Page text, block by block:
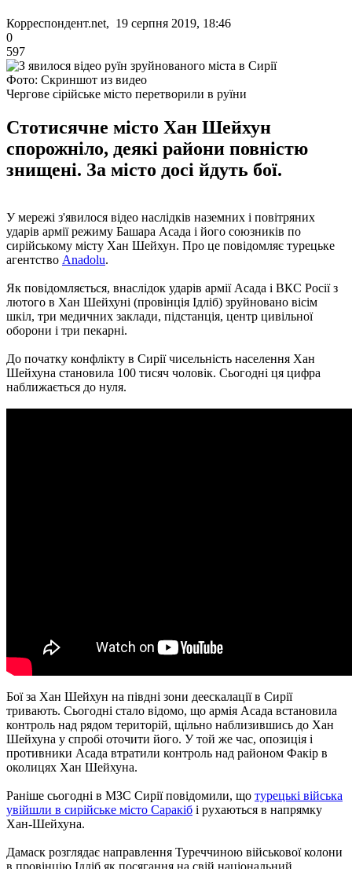
Корреспондент.net, 19 серпня 2019, 18:46
0
597
Фото: Скриншот из видео
Чергове сірійське місто перетворили в руїни
Стотисячне місто Хан Шейхун
спорожніло, деякі райони повністю
знищені. За місто досі йдуть бої.
У мережі з'явилося відео наслідків наземних і повітряних
ударів армії режиму Башара Асада і його союзників по
сирійському місту Хан Шейхун. Про це повідомляє турецьке
агентство Anadolu.
Як повідомляється, внаслідок ударів армії Асада і ВКС Росії з
лютого в Хан Шейхуні (провінція Ідліб) зруйновано вісім
шкіл, три медичних заклади, підстанція, центр цивільної
оборони і три пекарні.
До початку конфлікту в Сирії чисельність населення Хан
Шейхуна становила 100 тисяч чоловік. Сьогодні ця цифра
наближається до нуля.
Бої за Хан Шейхун на півдні зони деескалації в Сирії
тривають. Сьогодні стало відомо, що армія Асада встановила
контроль над рядом територій, щільно наблизившись до Хан
Шейхуна у спробі оточити його. У той же час, опозиція і
противники Асада втратили контроль над районом Факір в
околицях Хан Шейхуна.
Раніше сьогодні в МЗС Сирії повідомили, що турецькі війська
увійшли в сирійське місто Саракіб і рухаються в напрямку
Хан-Шейхуна.
Дамаск розглядає направлення Туреччиною військової колони
в провінцію Ідліб як посягання на свій національний